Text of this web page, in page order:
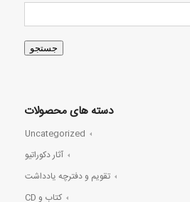
جستجو
دسته های محصولات
Uncategorized
آثار دکوراتیو
تقویم و دفترچه یادداشت
کتاب و CD